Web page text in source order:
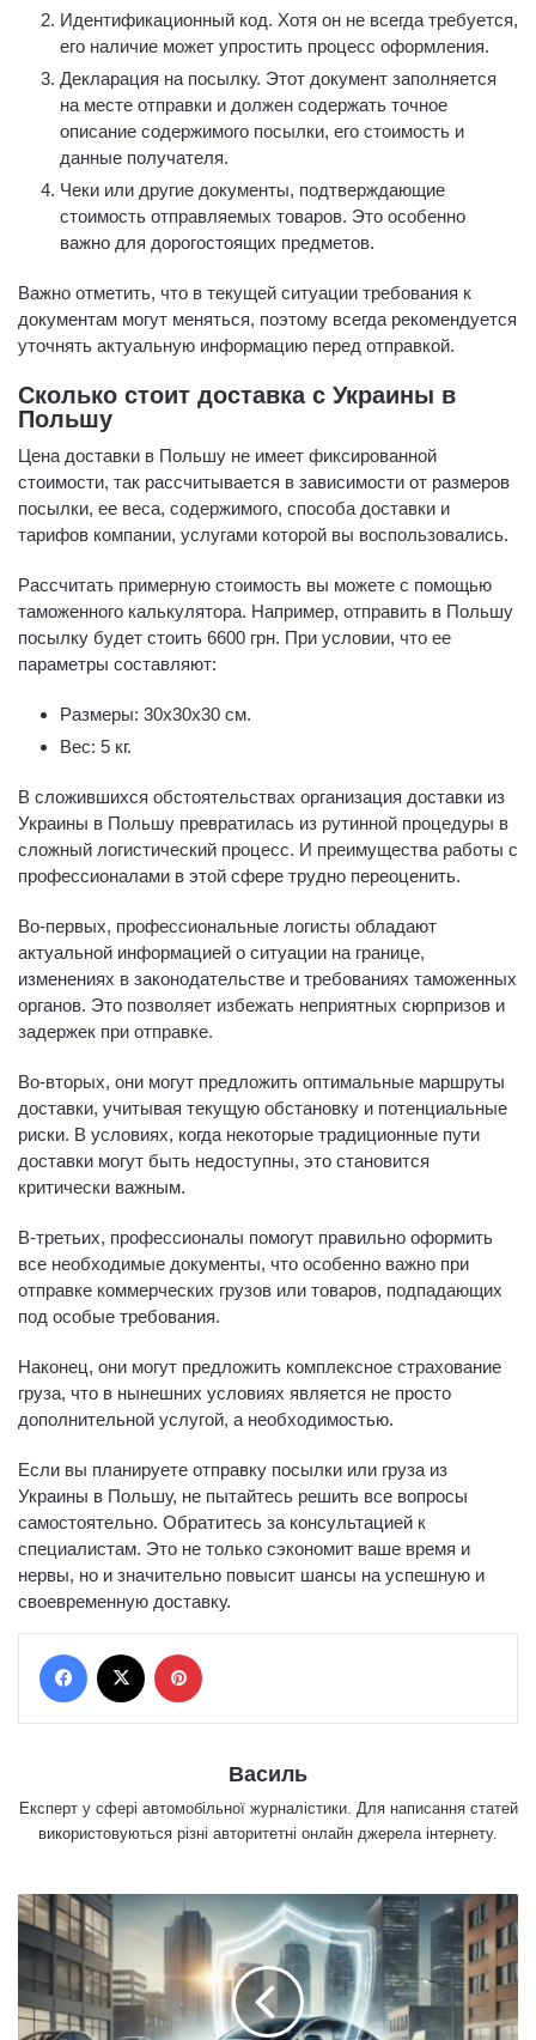
Идентификационный код. Хотя он не всегда требуется,
его наличие может упростить процесс оформления.
Декларация на посылку. Этот документ заполняется
на месте отправки и должен содержать точное
описание содержимого посылки, его стоимость и
данные получателя.
Чеки или другие документы, подтверждающие
стоимость отправляемых товаров. Это особенно
важно для дорогостоящих предметов.
Важно отметить, что в текущей ситуации требования к
документам могут меняться, поэтому всегда рекомендуется
уточнять актуальную информацию перед отправкой.
Сколько стоит доставка с Украины в
Польшу
Цена доставки в Польшу не имеет фиксированной
стоимости, так рассчитывается в зависимости от размеров
посылки, ее веса, содержимого, способа доставки и
тарифов компании, услугами которой вы воспользовались.
Рассчитать примерную стоимость вы можете с помощью
таможенного калькулятора. Например, отправить в Польшу
посылку будет стоить 6600 грн. При условии, что ее
параметры составляют:
Размеры: 30х30х30 см.
Вес: 5 кг.
В сложившихся обстоятельствах организация доставки из
Украины в Польшу превратилась из рутинной процедуры в
сложный логистический процесс. И преимущества работы с
профессионалами в этой сфере трудно переоценить.
Во-первых, профессиональные логисты обладают
актуальной информацией о ситуации на границе,
изменениях в законодательстве и требованиях таможенных
органов. Это позволяет избежать неприятных сюрпризов и
задержек при отправке.
Во-вторых, они могут предложить оптимальные маршруты
доставки, учитывая текущую обстановку и потенциальные
риски. В условиях, когда некоторые традиционные пути
доставки могут быть недоступны, это становится
критически важным.
В-третьих, профессионалы помогут правильно оформить
все необходимые документы, что особенно важно при
отправке коммерческих грузов или товаров, подпадающих
под особые требования.
Наконец, они могут предложить комплексное страхование
груза, что в нынешних условиях является не просто
дополнительной услугой, а необходимостью.
Если вы планируете отправку посылки или груза из
Украины в Польшу, не пытайтесь решить все вопросы
самостоятельно. Обратитесь за консультацией к
специалистам. Это не только сэкономит ваше время и
нервы, но и значительно повысит шансы на успешную и
своевременную доставку.
Василь
Експерт у сфері автомобільної журналістики. Для написання статей
використовуються різні авторитетні онлайн джерела інтернету.
К
к
э
к